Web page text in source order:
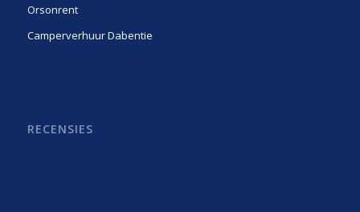
Orsonrent
Camperverhuur Dabentie
RECENSIES